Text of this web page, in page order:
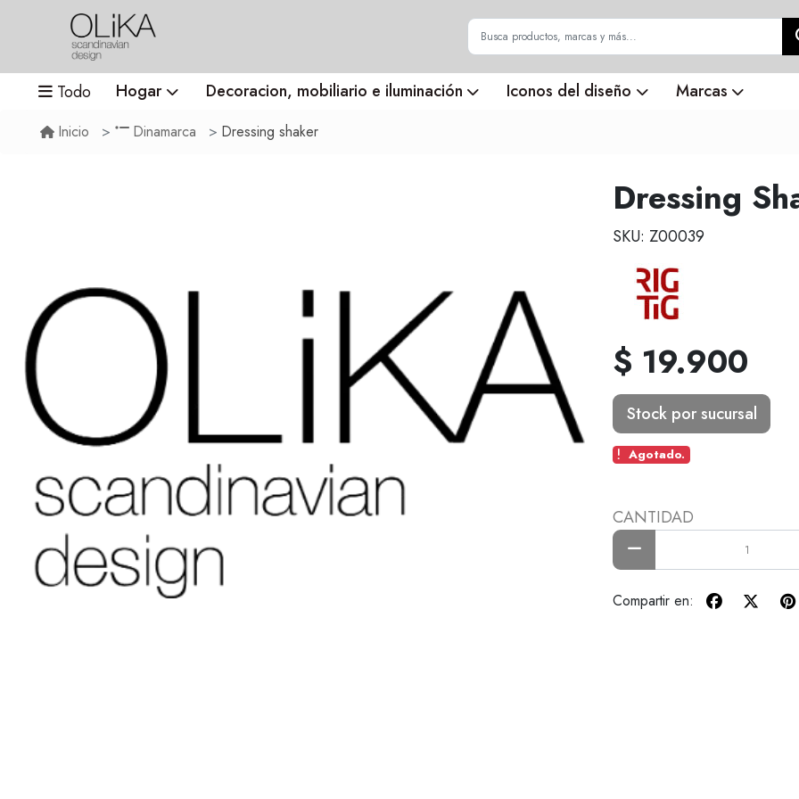
Todo Hogar Decoracion, mobiliario e iluminación Iconos del diseño Marcas
Inicio Dinamarca Dressing shaker
Dressing
SKU: Z00039
$ 19.900
Stock por sucursal
Agotado.
CANTIDAD
Compartir en: